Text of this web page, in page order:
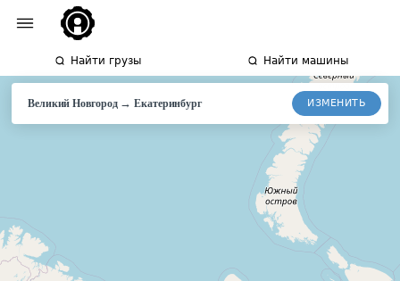
Найти грузы Найти машины
Великий Новгород→Екатеринбург ИЗМЕНИТЬ